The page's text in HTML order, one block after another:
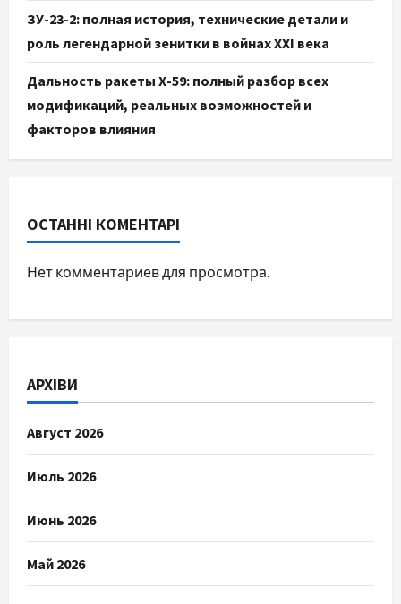
ЗУ-23-2: полная история, технические детали и
роль легендарной зенитки в войнах XXI века
Дальность ракеты Х-59: полный разбор всех
модификаций, реальных возможностей и
факторов влияния
ОСТАННІ КОМЕНТАРІ
Нет комментариев для просмотра.
АРХІВИ
Август 2026
Июль 2026
Июнь 2026
Май 2026